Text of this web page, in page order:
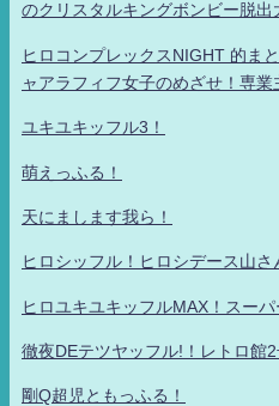
のクリスタルキングボンビー脱出
ヒロコンプレックスNIGHT 的ま
ャアラフィフ女子のめざせ！専
ユキユキッフル3！
萌えっふる！
天にまします我ら！
ヒロシッフル！ヒロシデース山さ
ヒロユキユキッフルMAX！スーパ
徹夜DEテツヤッフル!！レトロ館2
剛Q超児ともっふる！